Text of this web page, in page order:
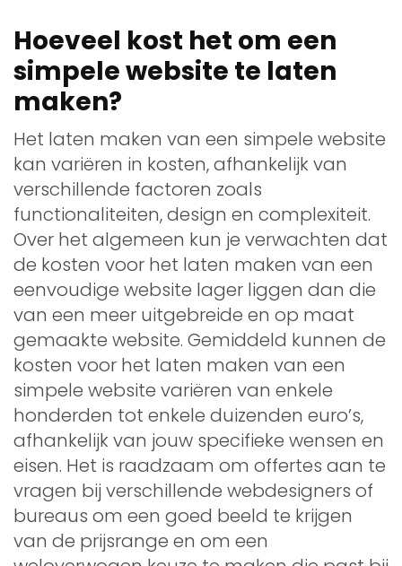
Hoeveel kost het om een
simpele website te laten
maken?
Het laten maken van een simpele website
kan variëren in kosten, afhankelijk van
verschillende factoren zoals
functionaliteiten, design en complexiteit.
Over het algemeen kun je verwachten dat
de kosten voor het laten maken van een
eenvoudige website lager liggen dan die
van een meer uitgebreide en op maat
gemaakte website. Gemiddeld kunnen de
kosten voor het laten maken van een
simpele website variëren van enkele
honderden tot enkele duizenden euro’s,
afhankelijk van jouw specifieke wensen en
eisen. Het is raadzaam om offertes aan te
vragen bij verschillende webdesigners of
bureaus om een goed beeld te krijgen
van de prijsrange en om een